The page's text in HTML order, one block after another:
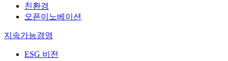
친환경
오픈이노베이션
지속가능경영
ESG 비전